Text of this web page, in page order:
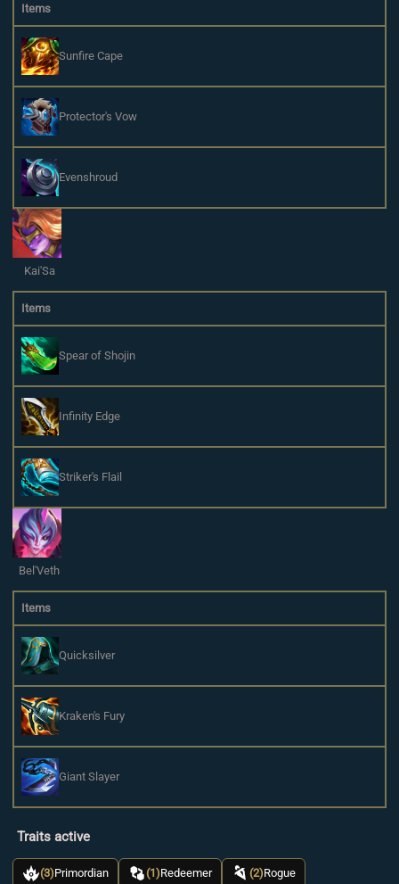
Items
Sunfire Cape
Protector's Vow
Evenshroud
Kai'Sa
Items
Spear of Shojin
Infinity Edge
Striker's Flail
Bel'Veth
Items
Quicksilver
Kraken's Fury
Giant Slayer
Traits active
(3)Primordian (1)Redeemer (2)Rogue